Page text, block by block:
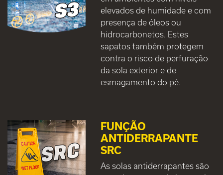
elevados de humidade e com
presença de óleos ou
hidrocarbonetos. Estes
sapatos também protegem
contra o risco de perfuração
da sola exterior e de
esmagamento do pé.
FUNÇÃO
ANTIDERRAPANTE
SRC
As solas antiderrapantes são